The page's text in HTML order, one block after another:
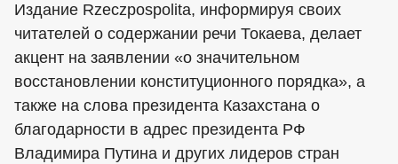
Издание Rzeczpospolita, информируя своих
читателей о содержании речи Токаева, делает
акцент на заявлении «о значительном
восстановлении конституционного порядка», а
также на слова президента Казахстана о
благодарности в адрес президента РФ
Владимира Путина и других лидеров стран